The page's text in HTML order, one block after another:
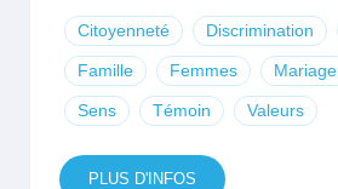
Citoyenneté Discrimination
Famille Femmes Mariage
Sens Témoin Valeurs
PLUS D'INFOS